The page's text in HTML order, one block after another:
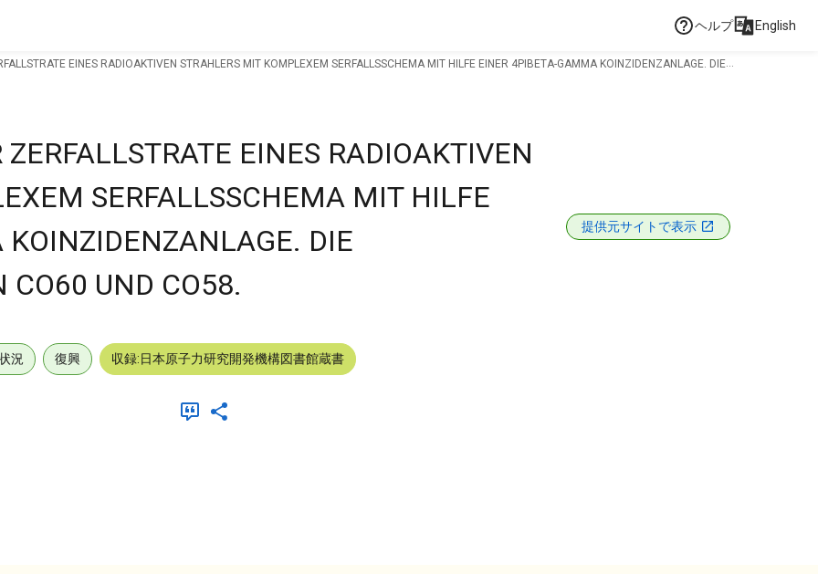
ヘルプ English
EINES RADIOAKTIVEN STRAHLERS MIT KOMPLEXEM SERFALLSSCHEMA MIT HILFE EINER 4PIBETA-GAMMA KOINZIDENZANLAGE. DIE
EINES RADIOAKTIVEN
SERFALLSSCHEMA MIT HILFE
DIE
CO60 UND CO58.
提供元サイトで表示
況 復興 収録:日本原子力研究開発機構図書館蔵書